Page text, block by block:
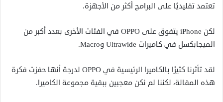
تعتمد تقليديًا على البرامج أكثر من الأجهزة.
لكن iPhone يتفوق على OPPO في الفئات الأخرى بعدد أكبر من
الميجابكسل في كاميرات Ultrawide وMacro.
لقد تأثرنا كثيرًا بالكاميرا الرئيسية في OPPO لدرجة أنها حفزت فكرة
هذه المقالة، لكننا لم نكن معجبين ببقية مجموعة الكاميرا.